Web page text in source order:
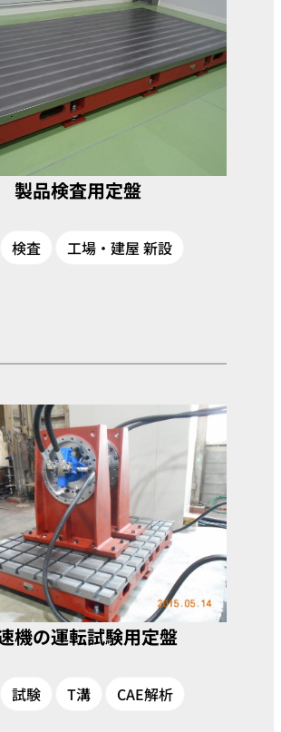
製品検査用定盤
検査 工場・建屋 新設
機の運転試験用定盤
試験 T溝 CAE解析